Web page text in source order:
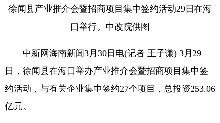
徐闻县产业推介会暨招商项目集中签约活动29日在海
口举行。中改院供图
中新网海南新闻3月30日电(记者 王子谦) 3月29
日，徐闻县在海口举办产业推介会暨招商项目集中签
约活动，与有关企业集中签约27个项目，总投资253.06
亿元。